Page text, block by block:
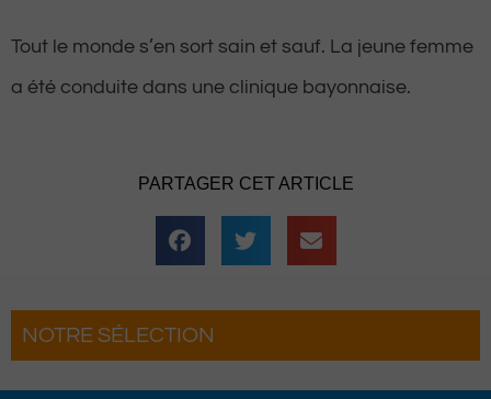
Tout le monde s’en sort sain et sauf. La jeune femme
a été conduite dans une clinique bayonnaise.
PARTAGER CET ARTICLE
NOTRE SÉLECTION
grand retourHestiv’Òc : Les férias
grand retour à Pau